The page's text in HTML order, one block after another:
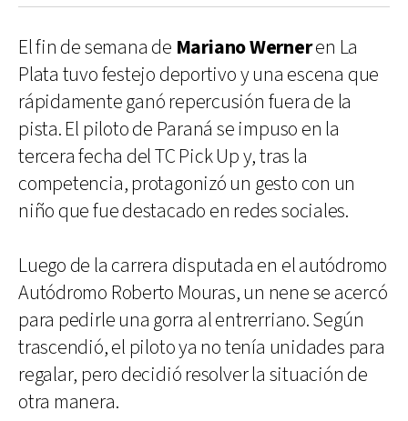
El fin de semana de Mariano Werneren La
Plata tuvo festejo deportivo y una escena que
rápidamente ganó repercusión fuera de la
pista. El piloto de Paraná se impuso en la
tercera fecha del TC Pick Up y, tras la
competencia, protagonizó un gesto con un
niño que fue destacado en redes sociales.
Luego de la carrera disputada en el autódromo
Autódromo Roberto Mouras, un nene se acercó
para pedirle una gorra al entrerriano. Según
trascendió, el piloto ya no tenía unidades para
regalar, pero decidió resolver la situación de
otra manera.